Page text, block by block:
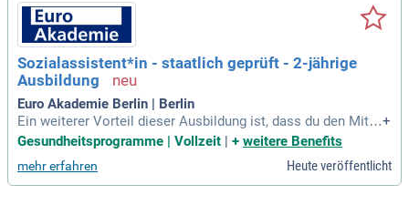
Sozialassistent*in - staatlich geprüft - 2-jährige
Ausbildung
Euro Akademie Berlin | Berlin
Ein weiterer Vorteil dieser Ausbildung ist, dass du den Mittl
eren Schulabschluss erwerben kannst, sofern du die Abschl
tendurchschnitt von mindestens 3,0 erreichst und ausreiche
nde Fremdsprachenkenntnisse
+
Gesundheitsprogramme | Vollzeit
+ weitere Benefits
mehr erfahren Heute veröffentlicht